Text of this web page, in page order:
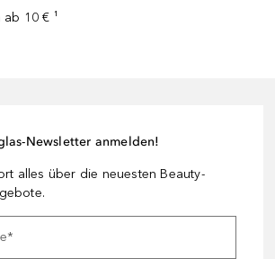
10 € ¹
Newsletter anmelden!
alles über die neuesten Beauty-
*